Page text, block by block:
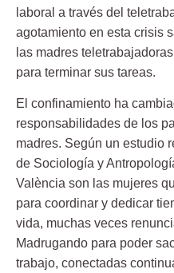
laboral a través del
agotamiento en esta crisis
las madres
para terminar sus tareas.
El confinamiento ha
responsabilidades de los
madres. Según un estudio
de Sociología y
València son las mujeres
para coordinar y dedicar
vida, muchas veces
Madrugando para poder
trabajo, conectadas